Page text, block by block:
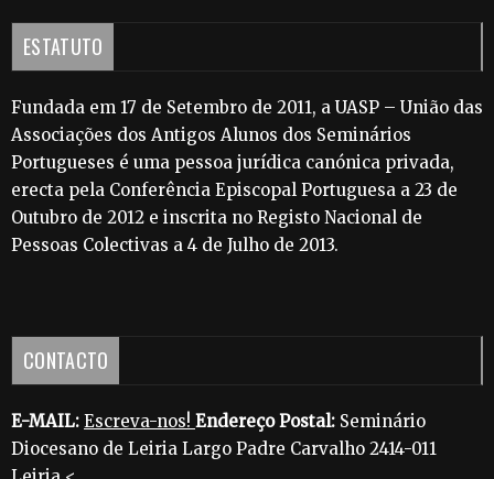
ESTATUTO
Fundada em 17 de Setembro de 2011, a UASP – União das
Associações dos Antigos Alunos dos Seminários
Portugueses é uma pessoa jurídica canónica privada,
erecta pela Conferência Episcopal Portuguesa a 23 de
Outubro de 2012 e inscrita no Registo Nacional de
Pessoas Colectivas a 4 de Julho de 2013.
CONTACTO
E-MAIL: Escreva-nos! Endereço Postal: Seminário
Diocesano de Leiria Largo Padre Carvalho 2414-011